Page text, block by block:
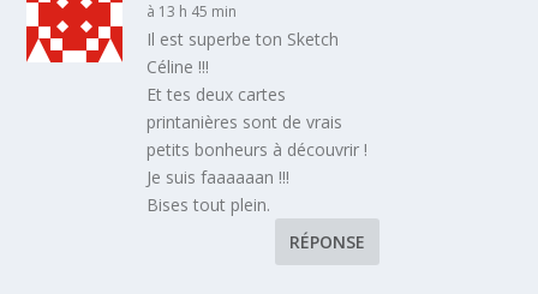
à 13 h 45 min
Il est superbe ton Sketch
Céline !!!
Et tes deux cartes
printanières sont de vrais
petits bonheurs à découvrir !
Je suis faaaaaan !!!
Bises tout plein.
RÉPONSE